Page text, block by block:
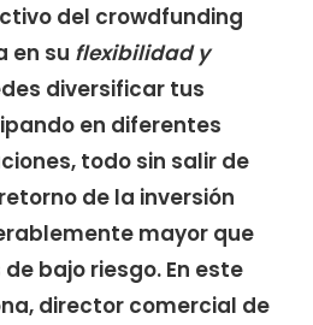
del crowdfunding
en su flexibilidad y
diversificar tus
en diferentes
todo sin salir de
de la inversión
mayor que
bajo riesgo. En este
director comercial de